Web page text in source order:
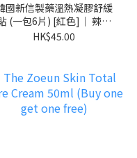
國新信製藥溫熱凝膠舒緩
(一包6片) [紅色]｜ 辣椒
萃取 舒緩肌肉及關節痛
HK$45.00